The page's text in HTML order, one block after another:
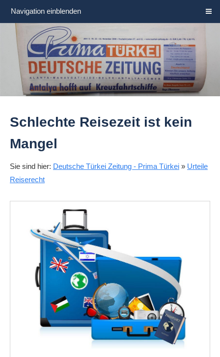
Navigation einblenden
Schlechte Reisezeit ist kein
Mangel
Sie sind hier: Deutsche Türkei Zeitung - Prima Türkei » Urteile
Reiserecht